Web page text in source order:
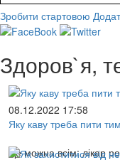
Зробити стартовою
Здоров`я,
08.12.2022 17:58
Яку каву треба пити
Це можна всім: лікар